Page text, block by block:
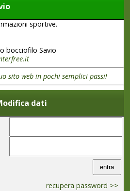
sportive.
bocciofilo Savio
sito web in pochi semplici passi!
dati
recupera password >>